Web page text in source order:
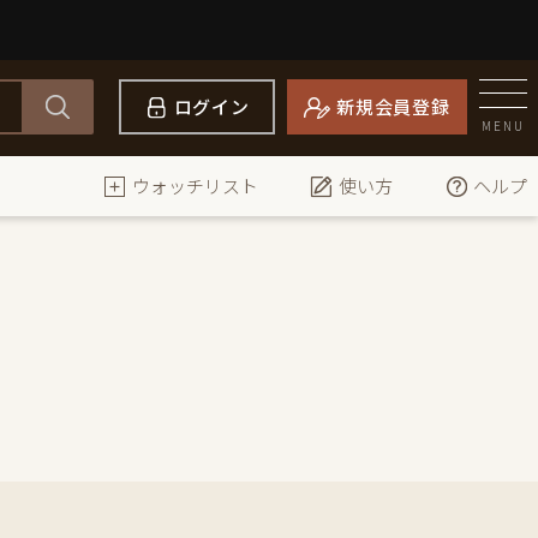
ログイン 新規会員登録
MENU
ウォッチリスト 使い方 ヘルプ